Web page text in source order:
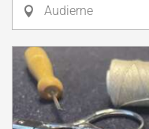
Audierne